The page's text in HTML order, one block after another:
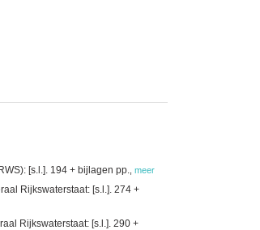
[s.l.]. 194 + bijlagen pp. meer
Rijkswaterstaat: [s.l.]. 274 +
Rijkswaterstaat: [s.l.]. 290 +